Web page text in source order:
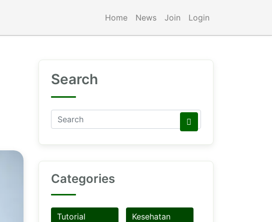
Home News Join Login
Search
Categories
Tutorial Kesehatan